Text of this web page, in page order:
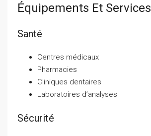
Équipements Et Services
Santé
Centres médicaux
Pharmacies
Cliniques dentaires
Laboratoires d’analyses
Sécurité